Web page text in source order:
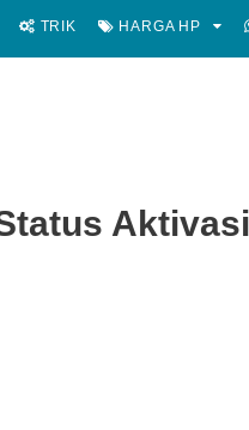
TRIK HARGA HP